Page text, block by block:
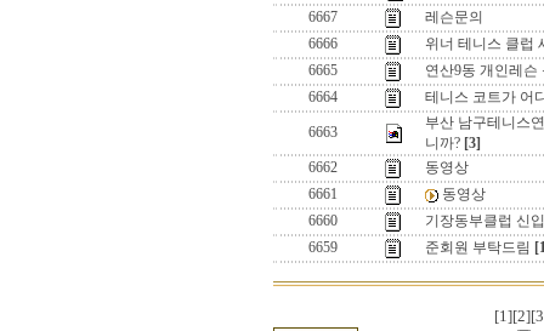
6667
레슨문의
6666
위너 테니스 클럽
6665
연산9동 개인레슨
6664
테니스 코트가 어
6663
부산 남구테니스
니까? [3]
6662
동영상
6661
동영상
6660
기장동부클럽 신
6659
준회원 부탁드림
[1][2]